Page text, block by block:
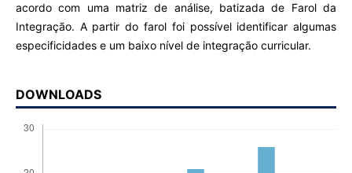
acordo com uma matriz de análise, batizada de Farol da
Integração. A partir do farol foi possível identificar algumas
especificidades e um baixo nível de integração curricular.
DOWNLOADS